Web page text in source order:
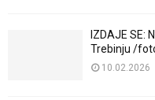
IZDAJE SE:
Trebinju /
10.02.2026